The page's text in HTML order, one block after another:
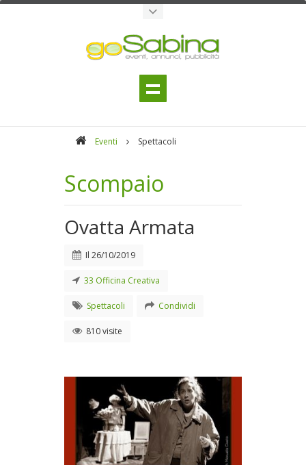
Eventi Spettacoli
Scompaio
Ovatta Armata
Il 26/10/2019
33 Officina Creativa
Spettacoli Condividi
810 visite